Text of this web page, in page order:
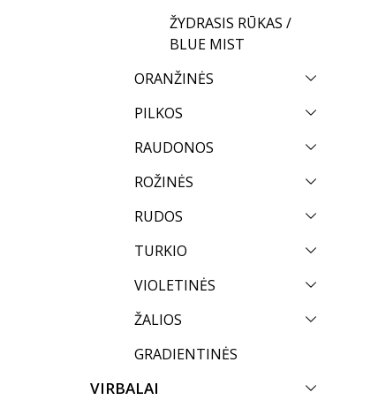
ŽYDRASIS RŪKAS /
BLUE MIST
ORANŽINĖS
PILKOS
RAUDONOS
ROŽINĖS
RUDOS
TURKIO
VIOLETINĖS
ŽALIOS
GRADIENTINĖS
VIRBALAI